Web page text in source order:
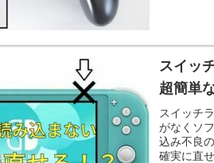
スイッ
超簡単
スイッチ
がなくソ
込み不良
確実に直